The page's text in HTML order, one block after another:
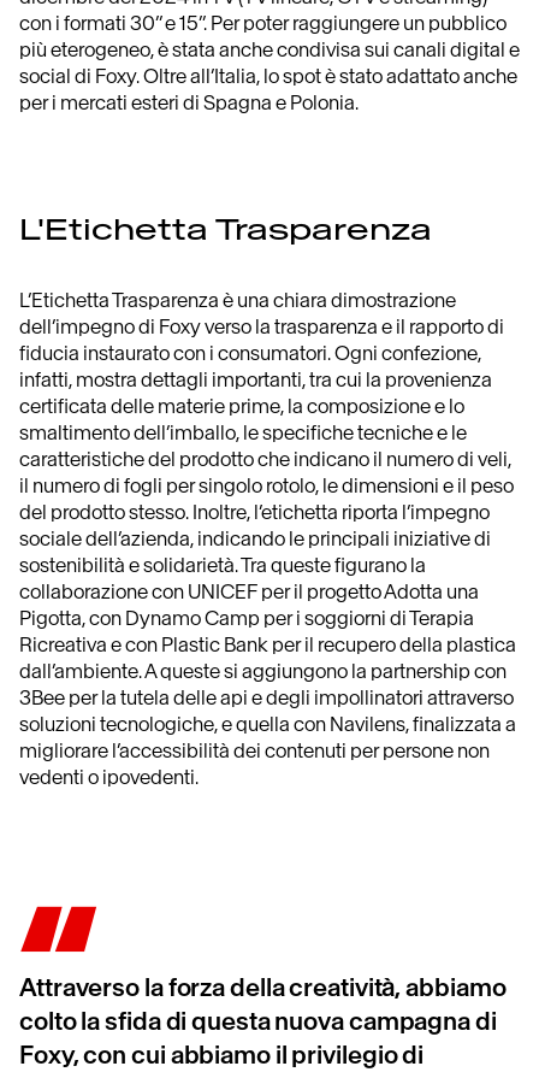
con i formati 30’’ e 15’’. Per poter raggiungere un pubblico
più eterogeneo, è stata anche condivisa sui canali digital e
social di Foxy. Oltre all’Italia, lo spot è stato adattato anche
per i mercati esteri di Spagna e Polonia.
L'Etichetta Trasparenza
L’Etichetta Trasparenza è una chiara dimostrazione
dell’impegno di Foxy verso la trasparenza e il rapporto di
fiducia instaurato con i consumatori. Ogni confezione,
infatti, mostra dettagli importanti, tra cui la provenienza
certificata delle materie prime, la composizione e lo
smaltimento dell’imballo, le specifiche tecniche e le
caratteristiche del prodotto che indicano il numero di veli,
il numero di fogli per singolo rotolo, le dimensioni e il peso
del prodotto stesso. Inoltre, l’etichetta riporta l’impegno
sociale dell’azienda, indicando le principali iniziative di
sostenibilità e solidarietà. Tra queste figurano la
collaborazione con UNICEF per il progetto Adotta una
Pigotta, con Dynamo Camp per i soggiorni di Terapia
Ricreativa e con Plastic Bank per il recupero della plastica
dall’ambiente. A queste si aggiungono la partnership con
3Bee per la tutela delle api e degli impollinatori attraverso
soluzioni tecnologiche, e quella con Navilens, finalizzata a
migliorare l’accessibilità dei contenuti per persone non
vedenti o ipovedenti.
Attraverso la forza della creatività, abbiamo
colto la sfida di questa nuova campagna di
Foxy, con cui abbiamo il privilegio di